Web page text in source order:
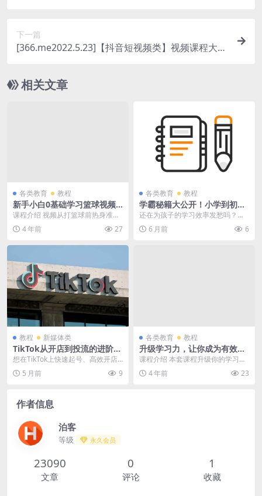
下一篇
[366.me2022.5.23]【抖音短视频类】视频课程大全
相关文章
各类教育 教程
新手小白0基础学习篮球视频
课程
课程介绍 视频从打篮球前热身准备
活动、打篮球如何训练球感、各种
运球动作方法及要领...
4 年前 27
各类教育 教程
学霸秘籍大公开！小学到初中
全科状元笔记+课堂精华汇总
【6.33GB】
还在为孩子的学习效率发愁吗？这
份《学霸状元笔记类资料汇总》将
为你解决所有烦恼！资...
6 月前 6
教程 新媒体类
TikTok从开店到投流的进阶课
｜手把手教你打造爆款跨境店
铺，引爆全球流量！
想在TikTok上快速起号、高效开店
并精准投放广告？《TikTok从开店
到投流的...
5 月前 9
各类教育 教程
升级学习力，让你成为有效学
习的高手视频教程
课程介绍 本套课程升级你的学习
力，让你成为有效学习的高手：课
程官方售价99元，由...
4 年前 23
作者信息
泊客
等级 永久会员
23090
文章
0
评论
1
收藏